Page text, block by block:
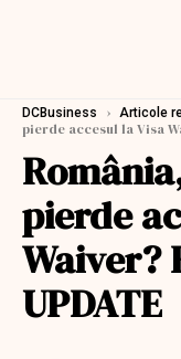
DCBusiness › Articole
pierde accesul la Visa
pierde
Waiver?
UPDATE